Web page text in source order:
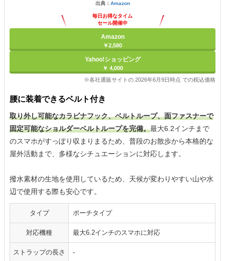
出典： Amazon
毎日お得なタイム
セール開催中
Amazon
￥2,580
Yahoo!ショッピング
￥ 4,000
※各社通販サイトの 2026年6月9日時点 での税込価格
腰に装着できるベルト付き
取り外し可能なカラビナフック、ベルトループ、面ファスナーで
固定可能なショルダーベルトループを完備。最大6.2インチまで
のスマホがすっぽり収まりまるため、普段のお散歩から本格的な
屋外活動まで、多様なシチュエーションに対応します。
撥水素材の生地を使用しているため、天候が変わりやすい山や水
辺で使用する際も安心です。
タイプ ポーチタイプ
対応機種 最大6.2インチのスマホに対応
ストラップの長さ -